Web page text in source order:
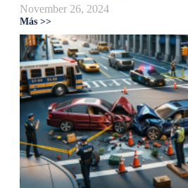
November 26, 2024
Más >>